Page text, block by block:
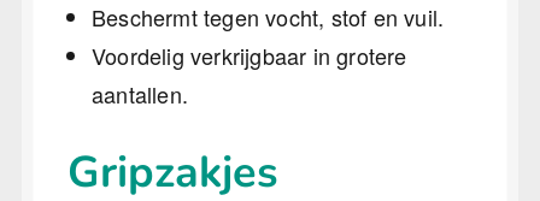
Beschermt tegen vocht, stof en vuil.
Voordelig verkrijgbaar in grotere
aantallen.
Gripzakjes